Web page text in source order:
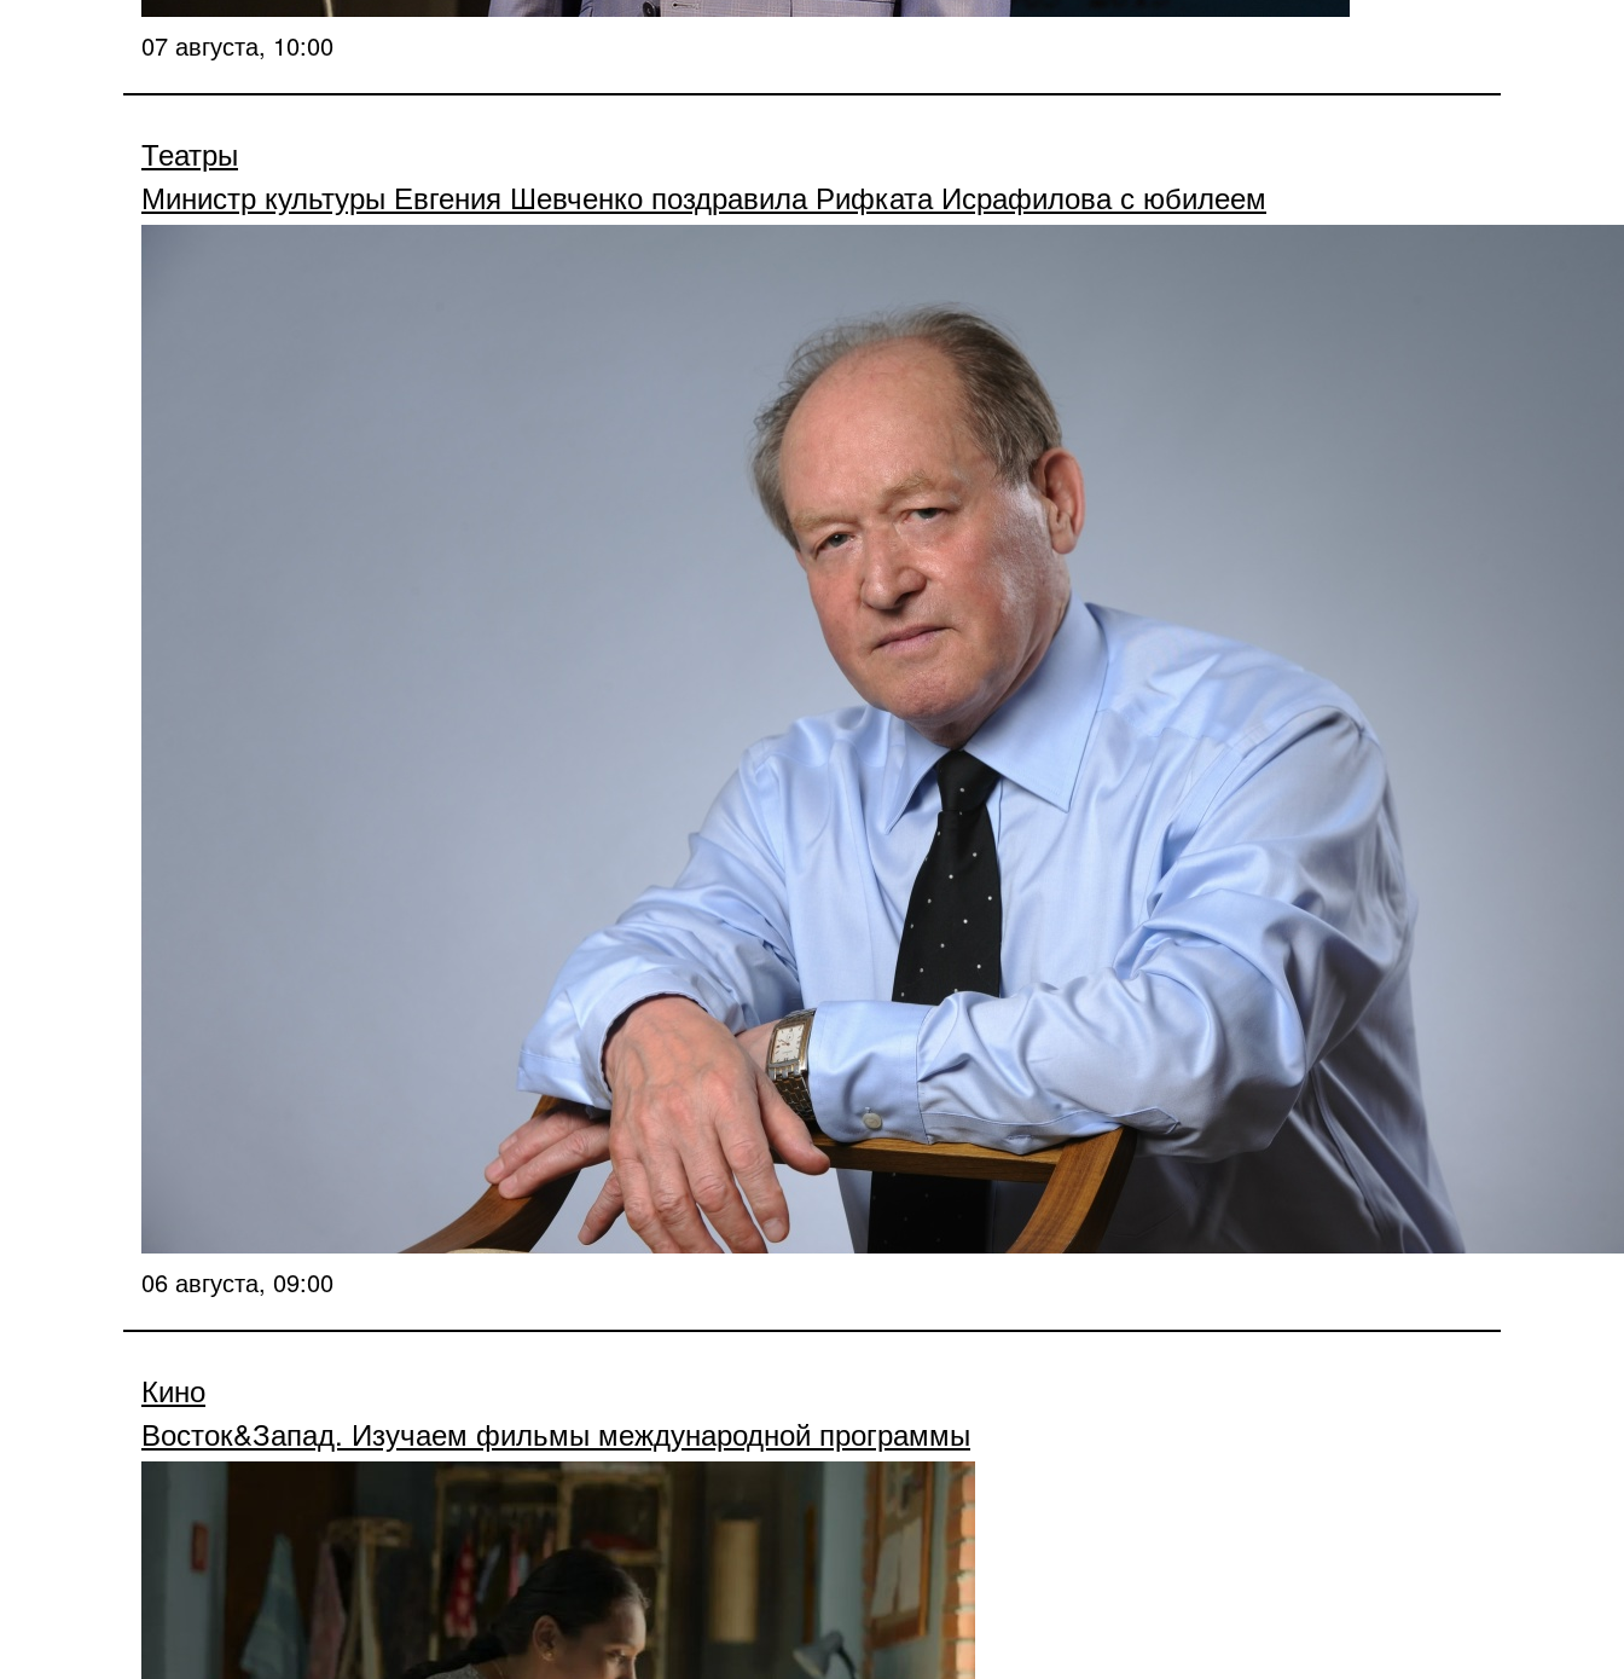
07 августа, 10:00
Театры
Министр культуры Евгения Шевченко поздравила Рифката Исрафилова с юбилеем
06 августа, 09:00
Кино
Восток&Запад. Изучаем фильмы международной программы